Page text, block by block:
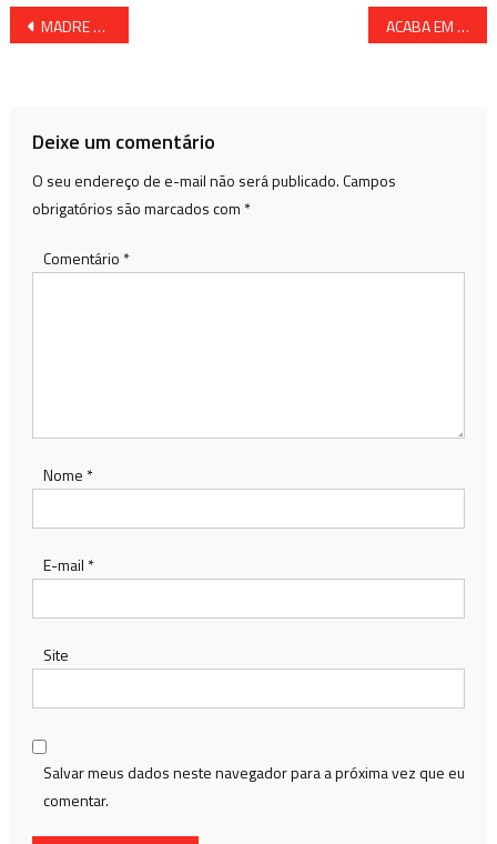
Navegação
MADRE DE DEUS: SOBRINHO É ESFAQUEADO APÓS TENTAR SEPARAR BRIGA QUE ENVOLVIA O TIO ACABA EM MORTE ACIDENTE ENVOLVENDO JOGADOR DO FLAMENGO
Deixe um comentário
O seu endereço de e-mail não será publicado.Campos
obrigatórios são marcados com *
Comentário *
Nome *
E-mail *
Site
Salvar meus dados neste navegador para a próxima vez que eu
comentar.